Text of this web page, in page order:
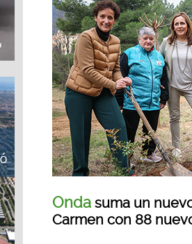
Onda suma un
Carmen con 88